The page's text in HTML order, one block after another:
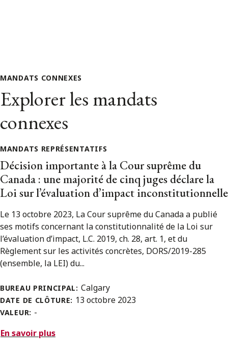
MANDATS CONNEXES
Explorer les mandats
connexes
MANDATS REPRÉSENTATIFS
Décision importante à la Cour suprême du
Canada : une majorité de cinq juges déclare la
Loi sur l’évaluation d’impact inconstitutionnelle
Le 13 octobre 2023, La Cour suprême du Canada a publié
ses motifs concernant la constitutionnalité de la Loi sur
l’évaluation d’impact, L.C. 2019, ch. 28, art. 1, et du
Règlement sur les activités concrètes, DORS/2019-285
(ensemble, la LEI) du...
BUREAU PRINCIPAL: Calgary
DATE DE CLÔTURE: 13 octobre 2023
VALEUR: -
En savoir plus